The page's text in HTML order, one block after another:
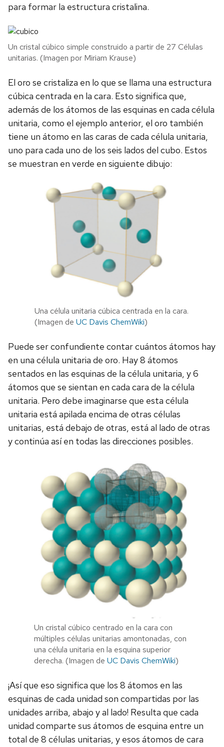
para formar la estructura cristalina.
Un cristal cúbico simple construido a partir de 27 Células
unitarias. (Imagen por Miriam Krause)
El oro se cristaliza en lo que se llama una estructura
cúbica centrada en la cara. Esto significa que,
además de los átomos de las esquinas en cada célula
unitaria, como el ejemplo anterior, el oro también
tiene un átomo en las caras de cada célula unitaria,
uno para cada uno de los seis lados del cubo. Estos
se muestran en verde en siguiente dibujo:
Una célula unitaria cúbica centrada en la cara.
(Imagen de UC Davis ChemWiki)
Puede ser confundiente contar cuántos átomos hay
en una célula unitaria de oro. Hay 8 átomos
sentados en las esquinas de la célula unitaria, y 6
átomos que se sientan en cada cara de la célula
unitaria. Pero debe imaginarse que esta célula
unitaria está apilada encima de otras células
unitarias, está debajo de otras, está al lado de otras
y continúa así en todas las direcciones posibles.
Un cristal cúbico centrado en la cara con
múltiples células unitarias amontonadas, con
una célula unitaria en la esquina superior
derecha. (Imagen de UC Davis ChemWiki)
¡Así que eso significa que los 8 átomos en las
esquinas de cada unidad son compartidas por las
unidades arriba, abajo y al lado! Resulta que cada
unidad comparte sus átomos de esquina entre un
total de 8 células unitarias, y esos átomos de cara